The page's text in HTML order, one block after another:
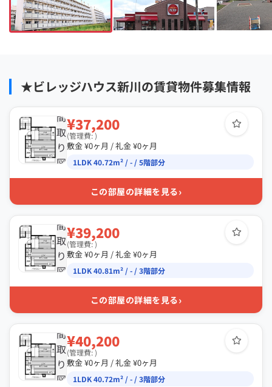
★ビレッジハウス新川の賃貸物件募集情報
間
取
り
図
¥37,200
(管理費: )
敷金 ¥0ヶ月 / 礼金 ¥0ヶ月
1LDK 40.72m² / - / 5階部分
この部屋の詳細を見る›
間
取
り
図
¥39,200
(管理費: )
敷金 ¥0ヶ月 / 礼金 ¥0ヶ月
1LDK 40.81m² / - / 3階部分
この部屋の詳細を見る›
間
取
り
図
¥40,200
(管理費: )
敷金 ¥0ヶ月 / 礼金 ¥0ヶ月
1LDK 40.72m² / - / 3階部分